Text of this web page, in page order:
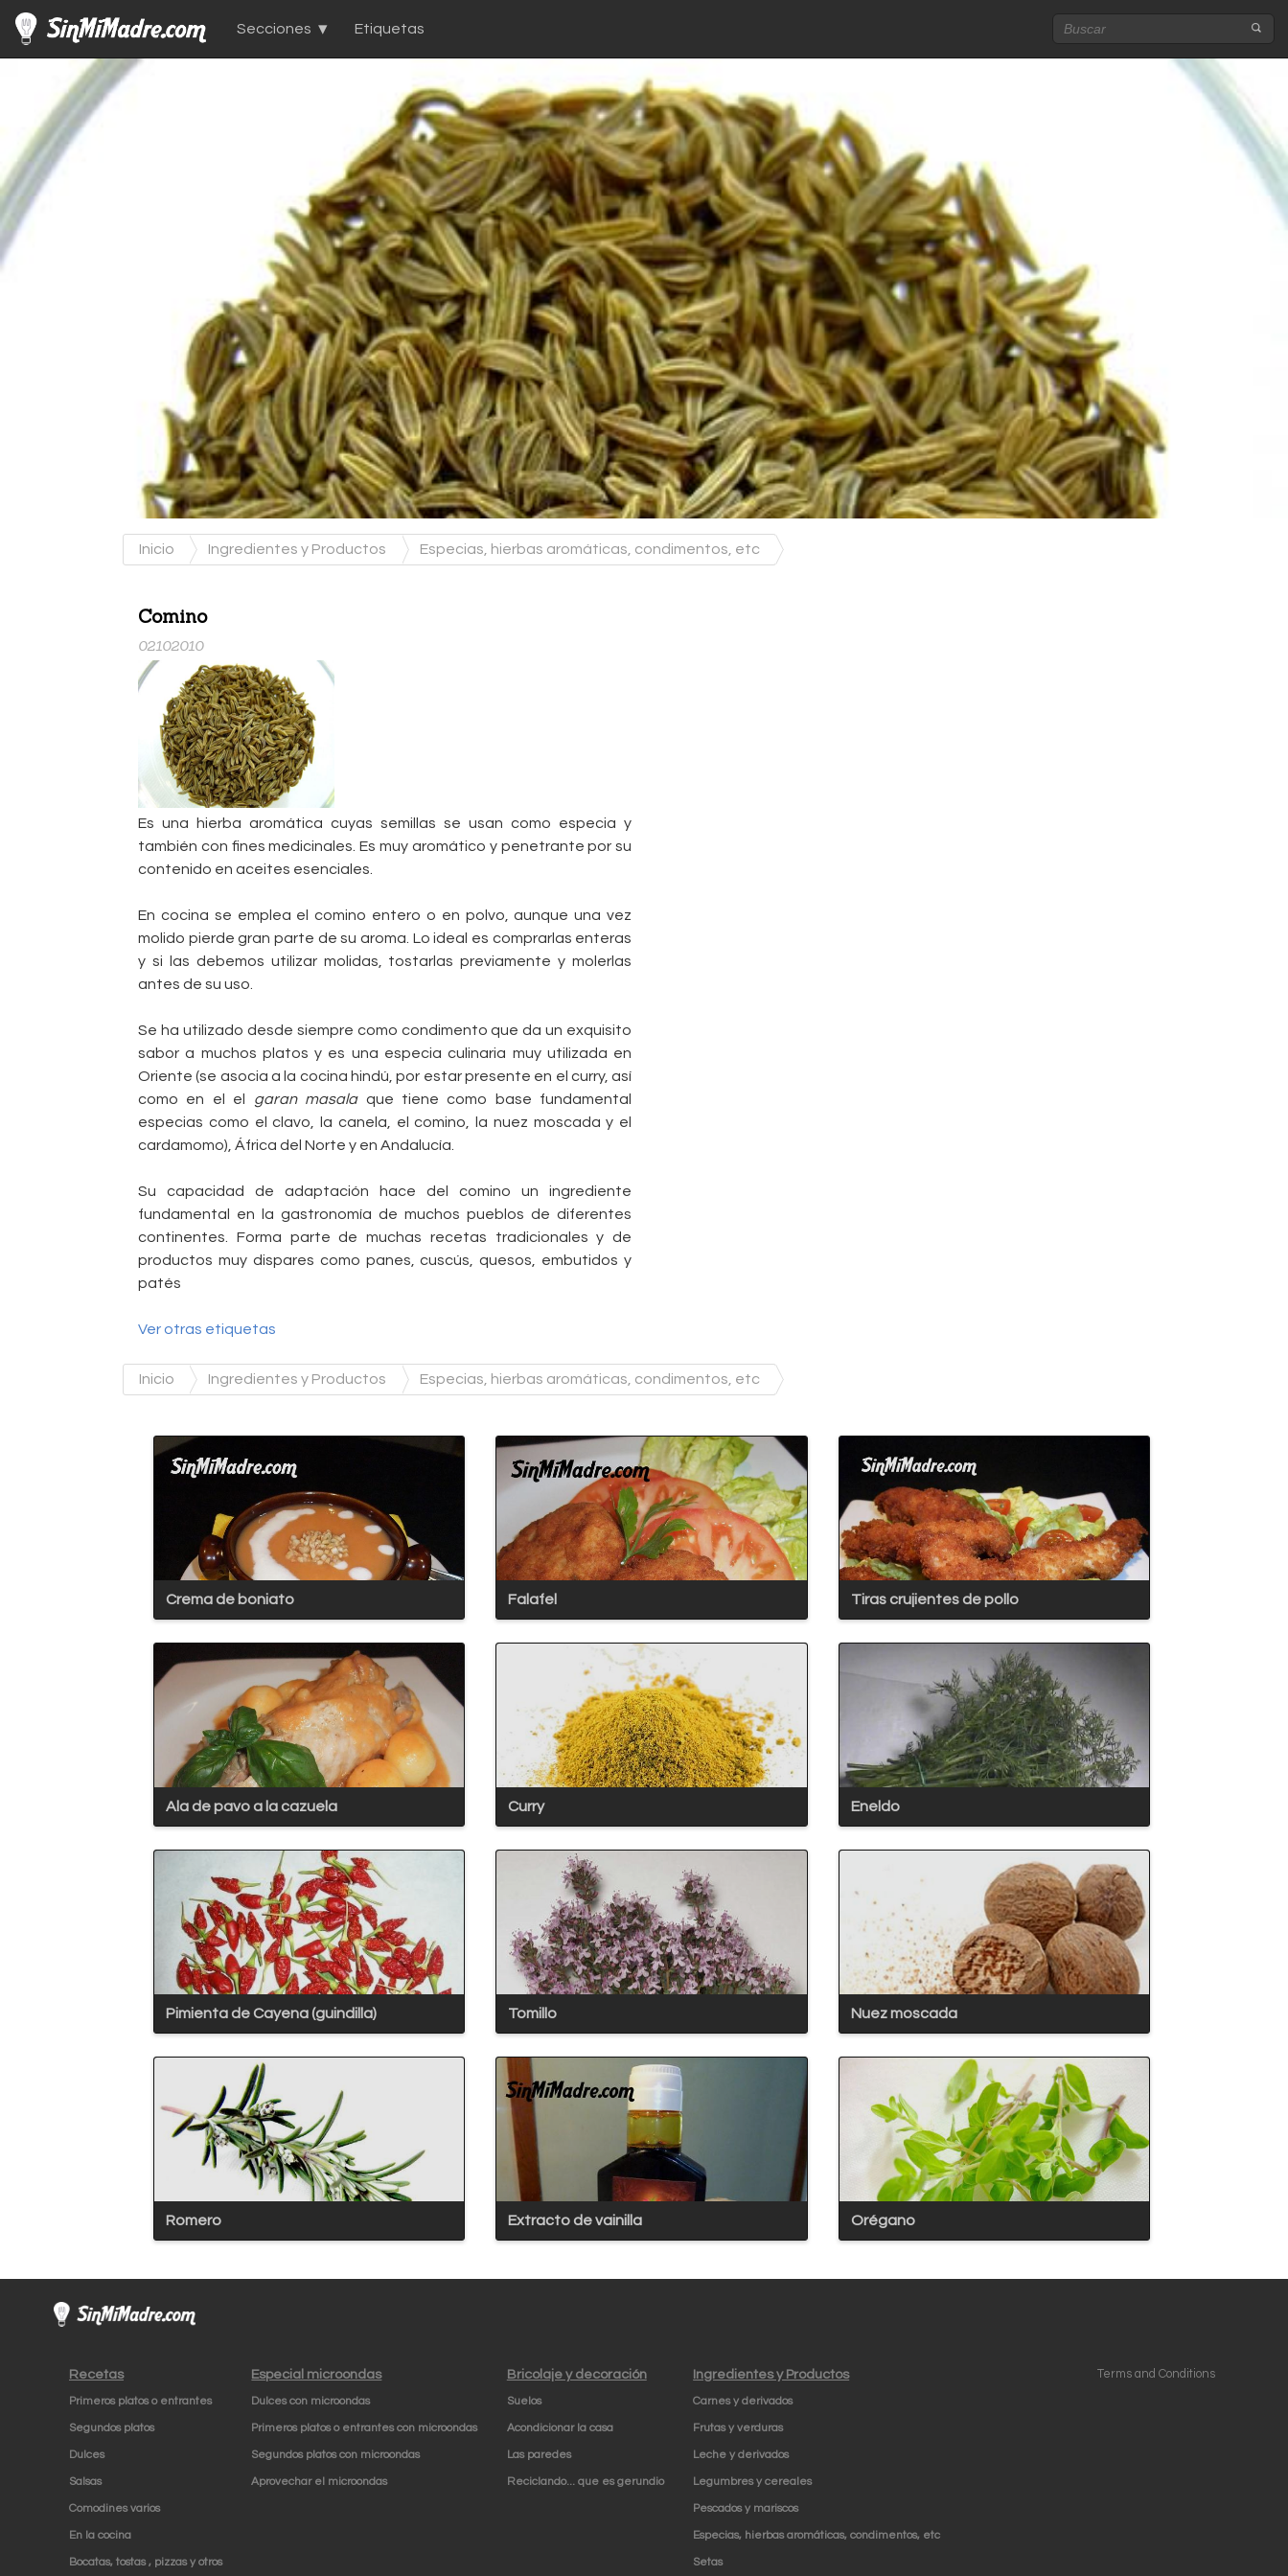
Secciones Etiquetas
Inicio Ingredientes y Productos Especias, hierbas aromáticas, condimentos, etc
Comino
02102010
Es una hierba aromática cuyas semillas se usan como especia y
también con fines medicinales. Es muy aromático y penetrante por su
contenido en aceites esenciales.
En cocina se emplea el comino entero o en polvo, aunque una vez
molido pierde gran parte de su aroma. Lo ideal es comprarlas enteras
y si las debemos utilizar molidas, tostarlas previamente y molerlas
antes de su uso.
Se ha utilizado desde siempre como condimento que da un exquisito
sabor a muchos platos y es una especia culinaria muy utilizada en
Oriente (se asocia a la cocina hindú, por estar presente en el curry, así
como en el el garan masalaque tiene como base fundamental
especias como el clavo, la canela, el comino, la nuez moscada y el
cardamomo), África del Norte y en Andalucía.
Su capacidad de adaptación hace del comino un ingrediente
fundamental en la gastronomía de muchos pueblos de diferentes
continentes. Forma parte de muchas recetas tradicionales y de
productos muy dispares como panes, cuscús, quesos, embutidos y
patés
Ver otras etiquetas
Inicio Ingredientes y Productos Especias, hierbas aromáticas, condimentos, etc
Crema de boniato Falafel Tiras crujientes de pollo
Ala de pavo a la cazuela Curry Eneldo
Pimienta de Cayena (guindilla) Tomillo Nuez moscada
Romero Extracto de vainilla Orégano
Recetas
Primeros platos o entrantes
Segundos platos
Dulces
Salsas
Comodines varios
En la cocina
Bocatas, tostas , pizzas y otros
Especial microondas
Dulces con microondas
Primeros platos o entrantes con microondas
Segundos platos con microondas
Aprovechar el microondas
Bricolaje y decoración
Suelos
Acondicionar la casa
Las paredes
Reciclando... que es gerundio
Ingredientes y Productos
Carnes y derivados
Frutas y verduras
Leche y derivados
Legumbres y cereales
Pescados y mariscos
Especias, hierbas aromáticas, condimentos, etc
Setas
Terms and Conditions